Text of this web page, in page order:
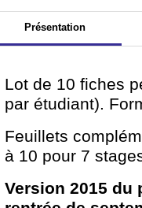
Présentation
Lot de 10 fiches
par étudiant).
Feuillets
à 10 pour 7
Version 2015 du